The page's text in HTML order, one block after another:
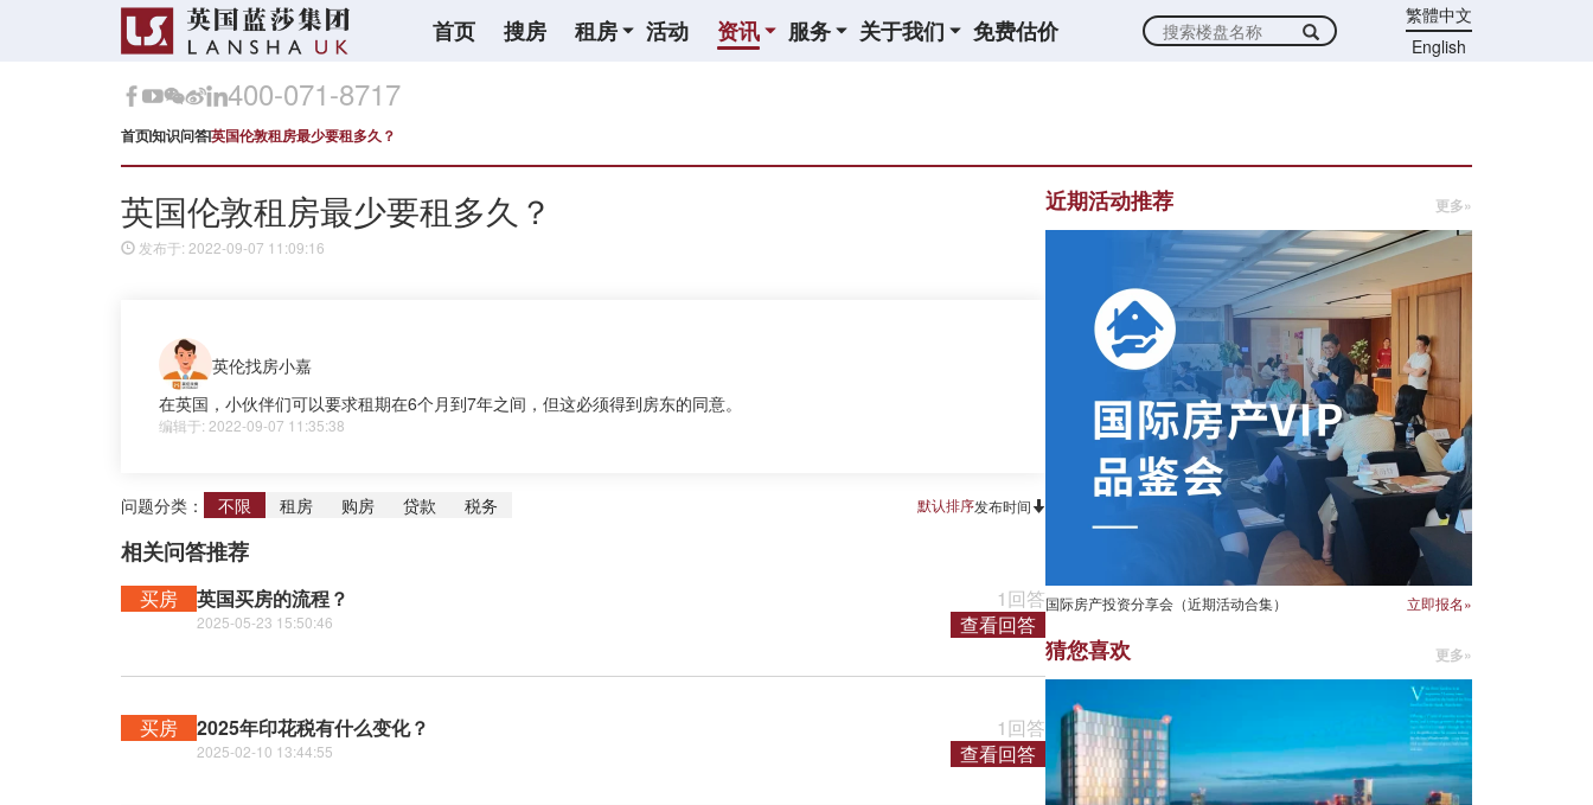
首页 搜房 租房 活动 资讯 服务 关于我们 免费估价
繁體中文
English
400-071-8717
首页知识问答英国伦敦租房最少要租多久？
英国伦敦租房最少要租多久？
发布于: 2022-09-07 11:09:16
英伦找房小嘉
在英国，小伙伴们可以要求租期在6个月到7年之间，但这必须得到房东的同意。
编辑于: 2022-09-07 11:35:38
问题分类： 不限 租房 购房 贷款 税务 默认排序发布时间
相关问答推荐
买房 英国买房的流程？
2025-05-23 15:50:46
1回答
查看回答
买房 2025年印花税有什么变化？
2025-02-10 13:44:55
1回答
查看回答
近期活动推荐 更多»
国际房产投资分享会（近期活动合集） 立即报名»
猜您喜欢 更多»